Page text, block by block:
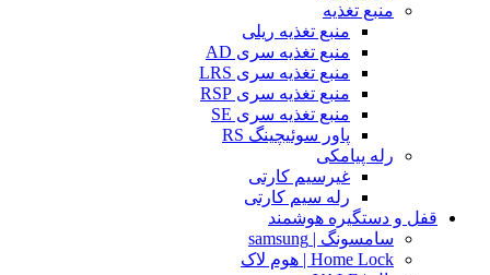
منبع تغذیه
منبع تغذیه ریلی
منبع تغذیه سری AD
منبع تغذیه سری LRS
منبع تغذیه سری RSP
منبع تغذیه سری SE
پاور سوئیچینگ RS
رله پیامکی
غیرسیم کارتی
رله سیم کارتی
قفل و دستگیره هوشمند
سامسونگ | samsung
Home Lock | هوم لاک